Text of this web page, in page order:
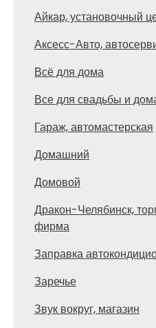
Айкар, установочный
Аксесс-Авто,
Всё для дома
Все для свадьбы и
Гараж, автомастерская
Домашний
Домовой
Дракон-Челябинск,
фирма
Заправка
Заречье
Звук вокруг, магазин